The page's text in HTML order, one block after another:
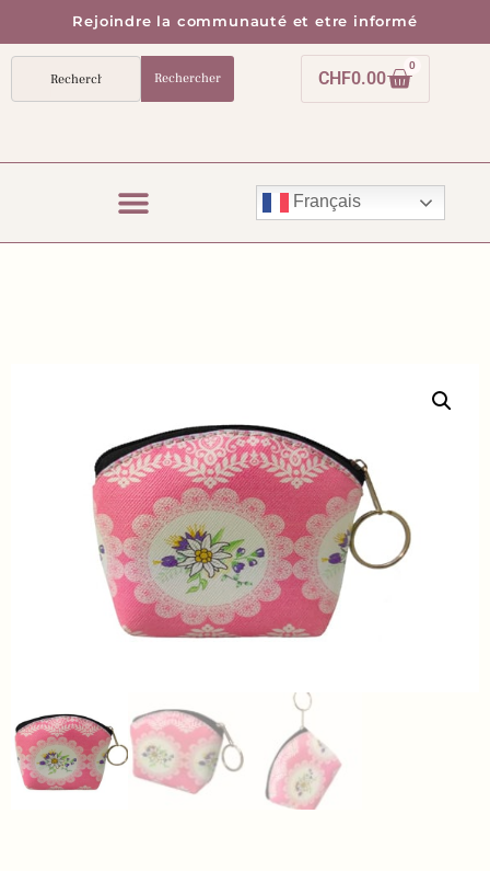
Rejoindre la communauté et etre informé
Rechercher CHF0.00
0
Français